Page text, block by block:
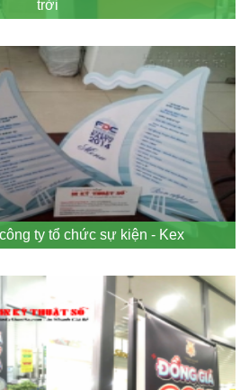
trời
ty tổ chức sự kiện - Kex